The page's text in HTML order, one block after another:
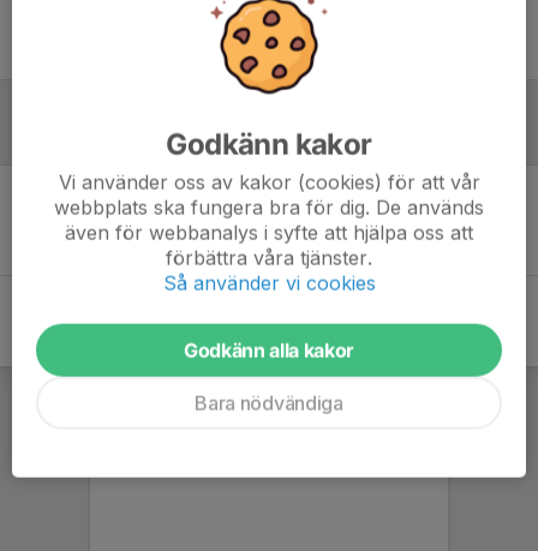
Logga in här
*Futsalmatch - INOMHUSSKOR som gäller alltså*
Inget referat skrivet
Godkänn kakor
Vi använder oss av kakor (cookies) för att vår
webbplats ska fungera bra för dig. De används
även för webbanalys i syfte att hjälpa oss att
förbättra våra tjänster.
Så använder vi cookies
Godkänn alla kakor
Bara nödvändiga